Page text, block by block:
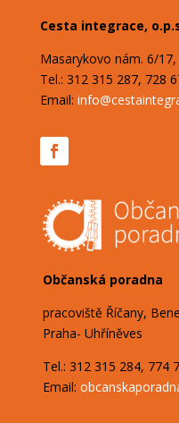
Cesta integrace,
Masarykovo nám. 6/17,
Tel.: 312 315 287, 728
Email:
Občanská poradna
pracoviště Říčany,
Praha- Uhříněves
Tel.: 312 315 284, 774
Email: